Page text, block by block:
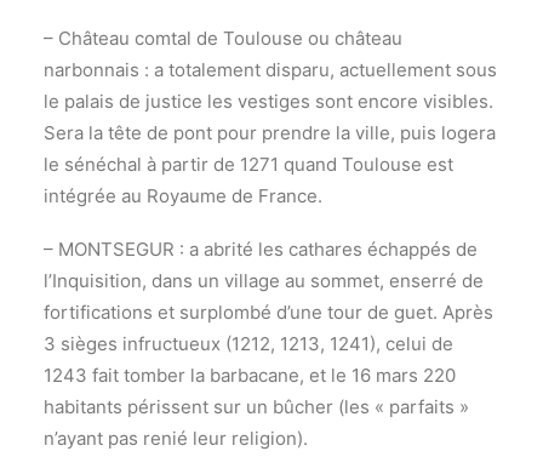
– Château comtal de Toulouse ou château
narbonnais : a totalement disparu, actuellement sous
le palais de justice les vestiges sont encore visibles.
Sera la tête de pont pour prendre la ville, puis logera
le sénéchal à partir de 1271 quand Toulouse est
intégrée au Royaume de France.
– MONTSEGUR : a abrité les cathares échappés de
l’Inquisition, dans un village au sommet, enserré de
fortifications et surplombé d’une tour de guet. Après
3 sièges infructueux (1212, 1213, 1241), celui de
1243 fait tomber la barbacane, et le 16 mars 220
habitants périssent sur un bûcher (les « parfaits »
n’ayant pas renié leur religion).